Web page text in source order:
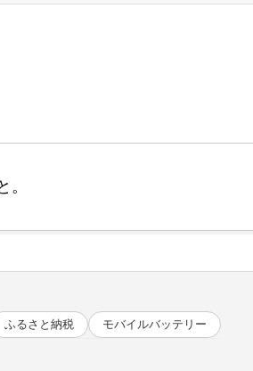
ふるさと納税 モバイルバッテリー